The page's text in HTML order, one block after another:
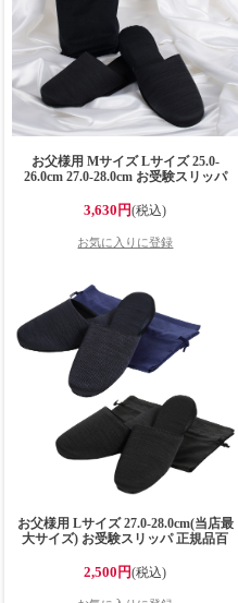
お父様用 Mサイズ Lサイズ 25.0-
26.0cm 27.0-28.0cm お受験スリッパ
ン山形！ 収納袋付き すべりにくい
お受験・学校用スリッパ ブラック
3,630円(税込)
お父様用 Lサイズ 27.0-28.0cm(当店最
大サイズ) お受験スリッパ 正規品百
納袋付 グログラン製フォーマルお受
験スリッパ 黒・紺
2,500円(税込)